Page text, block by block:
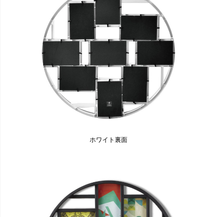
ホワイト裏面